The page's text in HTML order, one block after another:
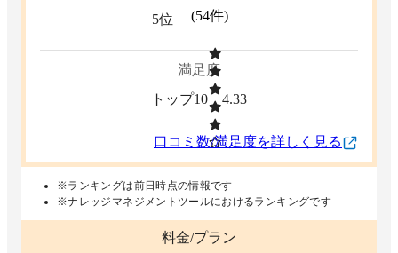
5位
(54件)
満足度
トップ10
4.33
口コミ数/満足度を詳しく見る
※ランキングは前日時点の情報です
※ナレッジマネジメントツールにおけるランキングです
料金/プラン